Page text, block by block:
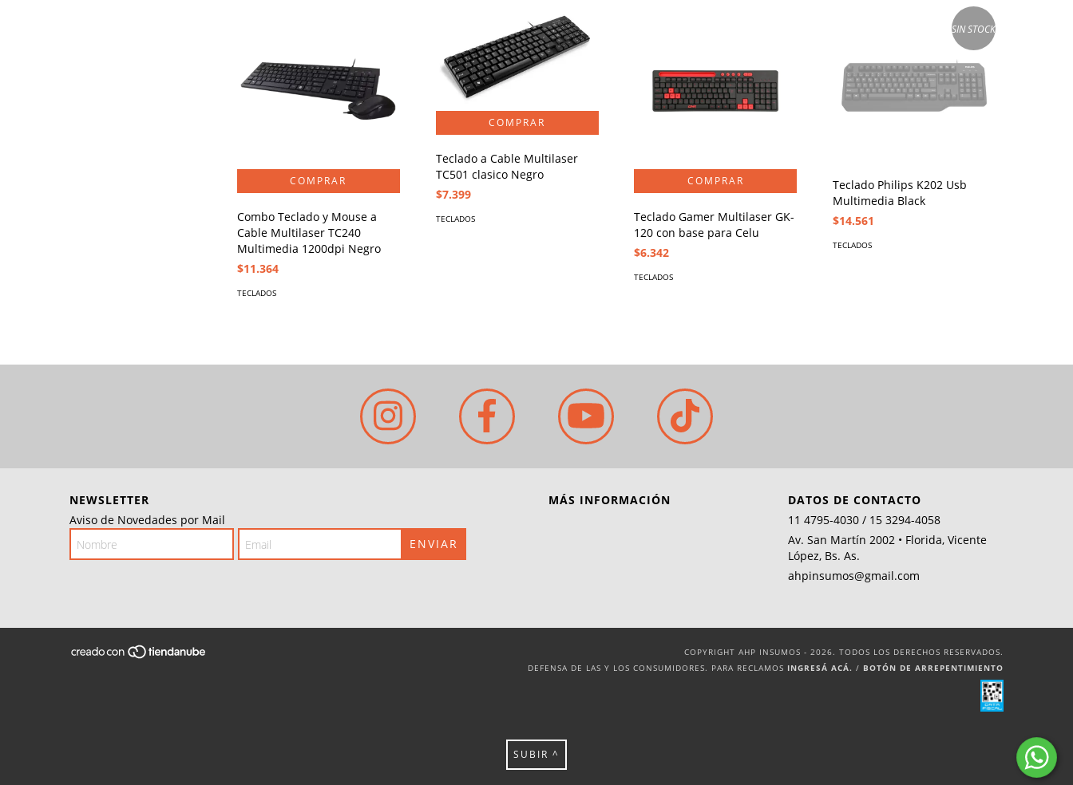
Combo Teclado y Mouse a
Cable Multilaser TC240
Multimedia 1200dpi Negro
$11.364
TECLADOS
Teclado a Cable Multilaser
TC501 clasico Negro
$7.399
TECLADOS
Teclado Gamer Multilaser GK-
120 con base para Celu
$6.342
TECLADOS
SIN STOCK
Teclado Philips K202 Usb
Multimedia Black
$14.561
TECLADOS
NEWSLETTER
Aviso de Novedades por Mail
MÁS INFORMACIÓN
DATOS DE CONTACTO
11 4795-4030 / 15 3294-4058
Av. San Martín 2002 • Florida, Vicente
López, Bs. As.
ahpinsumos@gmail.com
COPYRIGHT AHP INSUMOS - 2026. TODOS LOS DERECHOS RESERVADOS.
DEFENSA DE LAS Y LOS CONSUMIDORES. PARA RECLAMOS INGRESÁ ACÁ. / BOTÓN DE ARREPENTIMIENTO
SUBIR ^